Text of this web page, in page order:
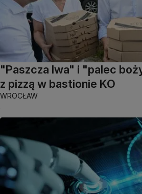
"Paszcza lwa" i "palec
z pizzą w bastionie KO
WROCŁAW